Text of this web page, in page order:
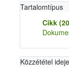
Tartalomtípus
Cikk
Közzététel ideje